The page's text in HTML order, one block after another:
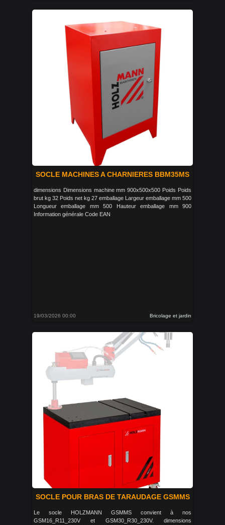
SOCLE MACHINES A CHARNIERES BBM35MS
dimensions Dimensions machine mm 900x500x500 Poids Poids
brut kg 32 Poids net kg 27 emballage Largeur emballage mm 500
Longueur emballage mm 500 Hauteur emballage mm 900
Information générale Code EAN
19/03/2026 00:00 Bricolage et jardin
SOCLE POUR BRAS DE TARAUDAGE GSMMS
Le socle HOLZMANN GSMMS convient à nos
GSM16_R11_230V et GSM30_R30_230V. dimensions